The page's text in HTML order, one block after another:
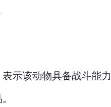
示该动物具备战斗能力